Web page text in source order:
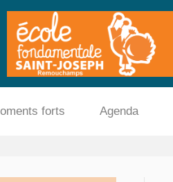
forts Agenda